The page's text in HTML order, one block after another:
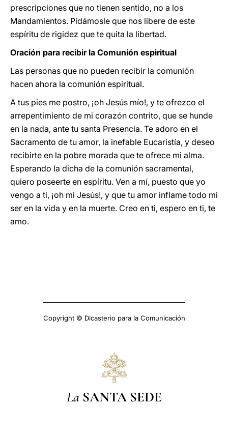
prescripciones que no tienen sentido, no a los
Mandamientos. Pidámosle que nos libere de este
espíritu de rigidez que te quita la libertad.
Oración para recibir la Comunión espiritual
Las personas que no pueden recibir la comunión
hacen ahora la comunión espiritual.
A tus pies me postro, ¡oh Jesús mío!, y te ofrezco el
arrepentimiento de mi corazón contrito, que se hunde
en la nada, ante tu santa Presencia. Te adoro en el
Sacramento de tu amor, la inefable Eucaristía, y deseo
recibirte en la pobre morada que te ofrece mi alma.
Esperando la dicha de la comunión sacramental,
quiero poseerte en espíritu. Ven a mí, puesto que yo
vengo a ti, ¡oh mi Jesús!, y que tu amor inflame todo mi
ser en la vida y en la muerte. Creo en ti, espero en ti, te
amo.
Copyright © Dicasterio para la Comunicación
La SANTA SEDE